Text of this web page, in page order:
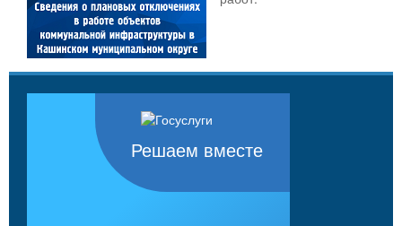
Решаем вместе